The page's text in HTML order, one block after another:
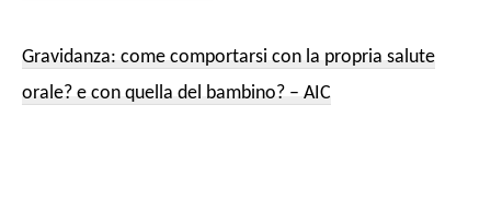
Gravidanza: come comportarsi con la propria salute
orale? e con quella del bambino? – AIC